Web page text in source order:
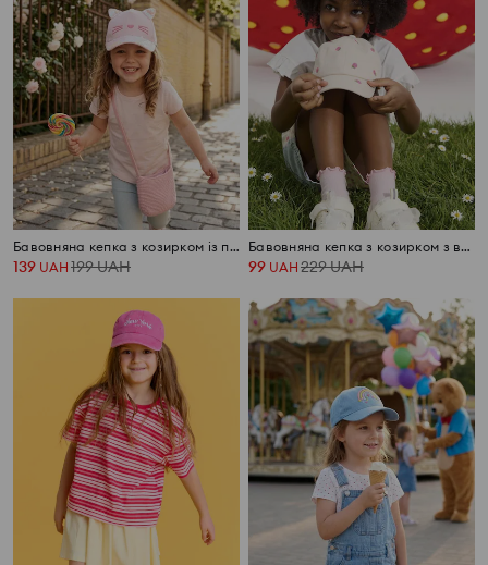
Бавовняна кепка з козирком із паєтками та котячим мотивом
139 UAH 199UAH
Бавовняна кепка з козирком з вишитими малинами
99 UAH 229UAH